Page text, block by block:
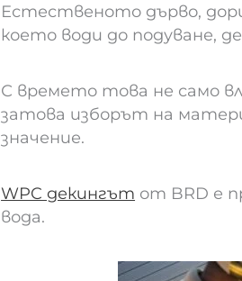
Естественото дърво,
което води до подуване,
С времето това не само
затова изборът на
значение.
WPC декингътот BRD е
вода.